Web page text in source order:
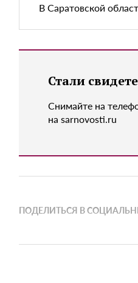
В Саратовской
Стали
Снимайте на
на sarnovosti.ru
ПОДЕЛИТЬСЯ В